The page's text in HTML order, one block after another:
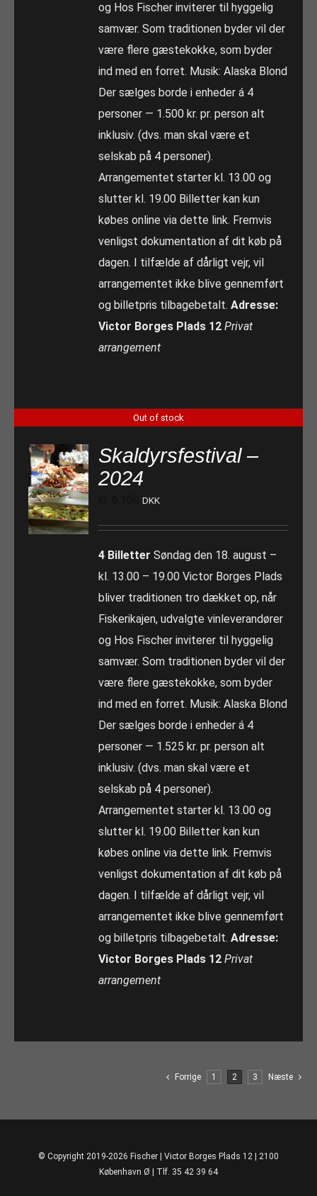
og Hos Fischer inviterer til hyggelig
samvær. Som traditionen byder vil der
være flere gæstekokke, som byder
ind med en forret. Musik: Alaska Blond
Der sælges borde i enheder á 4
personer — 1.500 kr. pr. person alt
inklusiv. (dvs. man skal være et
selskab på 4 personer).
Arrangementet starter kl. 13.00 og
slutter kl. 19.00 Billetter kan kun
købes online via dette link. Fremvis
venligst dokumentation af dit køb på
dagen. I tilfælde af dårligt vejr, vil
arrangementet ikke blive gennemført
og billetpris tilbagebetalt.Adresse:
Victor Borges Plads 12 Privat
arrangement
Out of stock
Skaldyrsfestival –
2024
DKK
4 Billetter Søndag den 18. august –
kl. 13.00 – 19.00 Victor Borges Plads
bliver traditionen tro dækket op, når
Fiskerikajen, udvalgte vinleverandører
og Hos Fischer inviterer til hyggelig
samvær. Som traditionen byder vil der
være flere gæstekokke, som byder
ind med en forret. Musik: Alaska Blond
Der sælges borde i enheder á 4
personer — 1.525 kr. pr. person alt
inklusiv. (dvs. man skal være et
selskab på 4 personer).
Arrangementet starter kl. 13.00 og
slutter kl. 19.00 Billetter kan kun
købes online via dette link. Fremvis
venligst dokumentation af dit køb på
dagen. I tilfælde af dårligt vejr, vil
arrangementet ikke blive gennemført
og billetpris tilbagebetalt.Adresse:
Victor Borges Plads 12 Privat
arrangement
Forrige 1 2 3 Næste
© Copyright 2019-2026 Fischer | Victor Borges Plads 12 | 2100
København Ø | Tlf. 35 42 39 64